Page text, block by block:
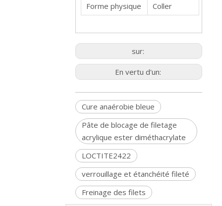
Forme physique Coller
sur:
En vertu d'un:
Cure anaérobie bleue
Pâte de blocage de filetage
acrylique ester diméthacrylate
LOCTITE2422
verrouillage et étanchéité fileté
Freinage des filets